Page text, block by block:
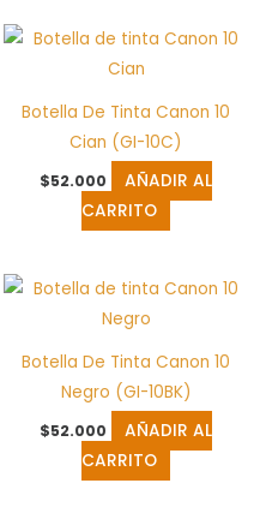
Botella De Tinta Canon 10
Cian (GI-10C)
$52.000
AÑADIR AL
CARRITO
Botella De Tinta Canon 10
Negro (GI-10BK)
$52.000
AÑADIR AL
CARRITO